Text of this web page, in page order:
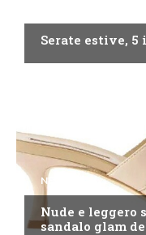
Serate estive, 5
NEWS
Nude e leggero
sandalo glam